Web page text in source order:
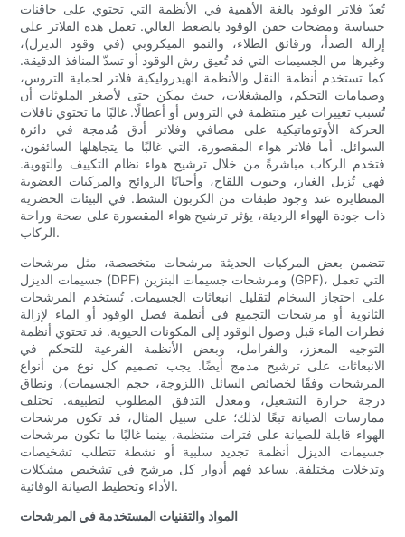
تُعدّ فلاتر الوقود بالغة الأهمية في الأنظمة التي تحتوي على حاقنات
حساسة ومضخات حقن الوقود بالضغط العالي. تعمل هذه الفلاتر على
إزالة الصدأ، ورقائق الطلاء، والنمو الميكروبي (في وقود الديزل)،
وغيرها من الجسيمات التي قد تُعيق رش الوقود أو تسدّ المنافذ الدقيقة.
كما تستخدم أنظمة النقل والأنظمة الهيدروليكية فلاتر لحماية التروس،
وصمامات التحكم، والمشغلات، حيث يمكن حتى لأصغر الملوثات أن
تُسبب تغييرات غير منتظمة في التروس أو أعطالًا. غالبًا ما تحتوي ناقلات
الحركة الأوتوماتيكية على مصافي وفلاتر أدق مُدمجة في دائرة
السوائل. أما فلاتر هواء المقصورة، التي غالبًا ما يتجاهلها السائقون،
فتخدم الركاب مباشرةً من خلال ترشيح هواء نظام التكييف والتهوية.
فهي تُزيل الغبار، وحبوب اللقاح، وأحيانًا الروائح والمركبات العضوية
المتطايرة عند وجود طبقات من الكربون النشط. في البيئات الحضرية
ذات جودة الهواء الرديئة، يؤثر ترشيح هواء المقصورة على صحة وراحة
الركاب.
تتضمن بعض المركبات الحديثة مرشحات متخصصة، مثل مرشحات
جسيمات الديزل (DPF) ومرشحات جسيمات البنزين (GPF)، التي تعمل
على احتجاز السخام لتقليل انبعاثات الجسيمات. تُستخدم المرشحات
الثانوية أو مرشحات التجميع في أنظمة فصل الوقود أو الماء لإزالة
قطرات الماء قبل وصول الوقود إلى المكونات الحيوية. قد تحتوي أنظمة
التوجيه المعزز، والفرامل، وبعض الأنظمة الفرعية للتحكم في
الانبعاثات على ترشيح مدمج أيضًا. يجب تصميم كل نوع من أنواع
المرشحات وفقًا لخصائص السائل (اللزوجة، حجم الجسيمات)، ونطاق
درجة حرارة التشغيل، ومعدل التدفق المطلوب لتطبيقه. تختلف
ممارسات الصيانة تبعًا لذلك؛ على سبيل المثال، قد تكون مرشحات
الهواء قابلة للصيانة على فترات منتظمة، بينما غالبًا ما تكون مرشحات
جسيمات الديزل أنظمة تجديد سلبية أو نشطة تتطلب تشخيصات
وتدخلات مختلفة. يساعد فهم أدوار كل مرشح في تشخيص مشكلات
الأداء وتخطيط الصيانة الوقائية.
المواد والتقنيات المستخدمة في المرشحات